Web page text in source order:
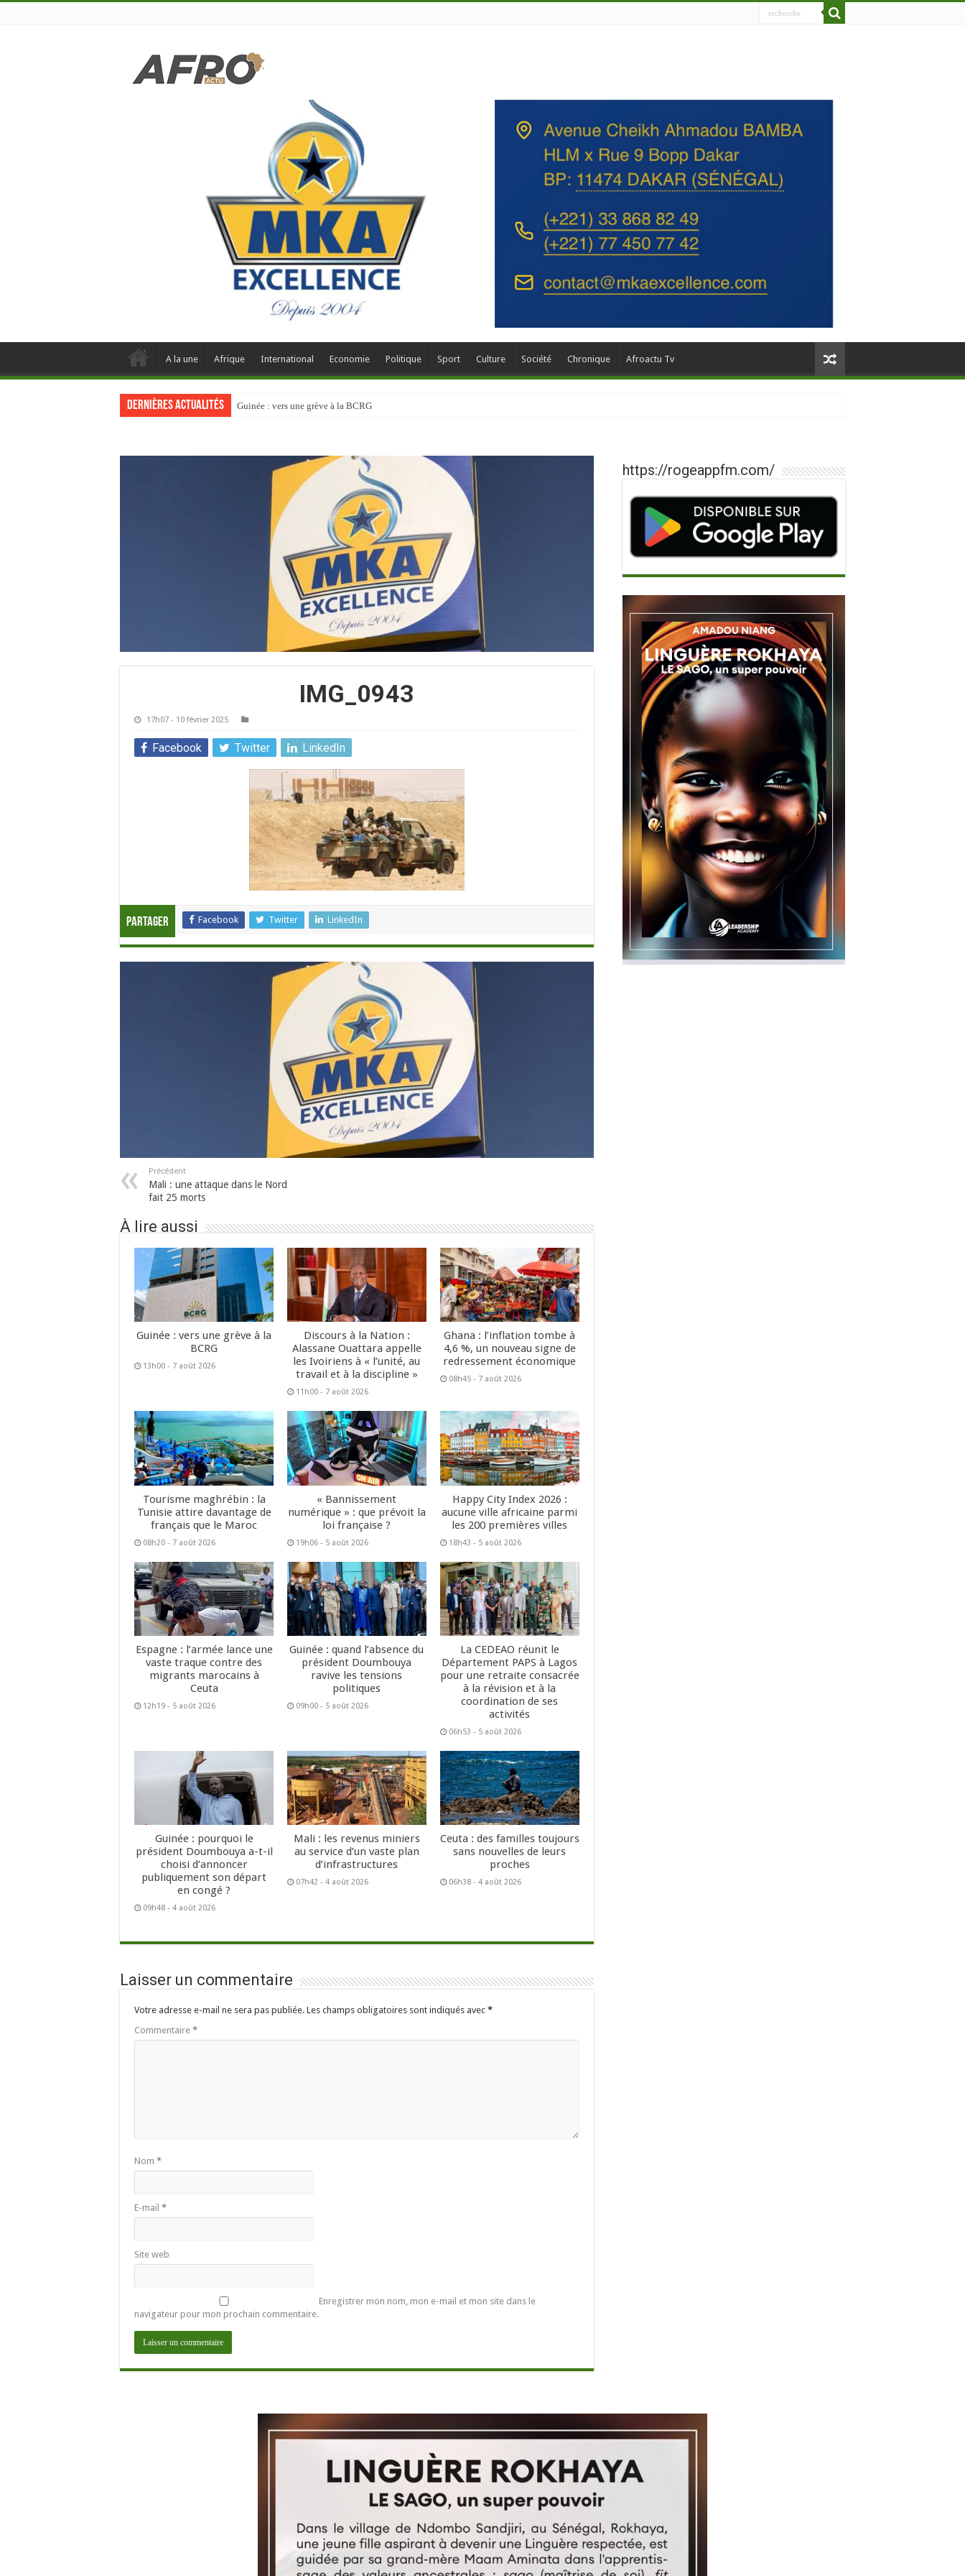
A la une Afrique International Economie Politique Sport Culture Société Chronique Afroactu Tv
Dernières actualités Guinée : vers une grève à la BCRG
IMG_0943
17h07 - 10 février 2025
Facebook Twitter LinkedIn
Partager Facebook Twitter LinkedIn
Précédent
Mali : une attaque dans le Nord
fait 25 morts
À lire aussi
Guinée : vers une grève à la
BCRG
13h00 - 7 août 2026
Discours à la Nation :
Alassane Ouattara appelle
les Ivoiriens à « l’unité, au
travail et à la discipline »
11h00 - 7 août 2026
Ghana : l’inflation tombe à
4,6 %, un nouveau signe de
redressement économique
08h45 - 7 août 2026
Tourisme maghrébin : la
Tunisie attire davantage de
français que le Maroc
08h20 - 7 août 2026
« Bannissement
numérique » : que prévoit la
loi française ?
19h06 - 5 août 2026
Happy City Index 2026 :
aucune ville africaine parmi
les 200 premières villes
18h43 - 5 août 2026
Espagne : l’armée lance une
vaste traque contre des
migrants marocains à
Ceuta
12h19 - 5 août 2026
Guinée : quand l’absence du
président Doumbouya
ravive les tensions
politiques
09h00 - 5 août 2026
La CEDEAO réunit le
Département PAPS à Lagos
pour une retraite consacrée
à la révision et à la
coordination de ses
activités
06h53 - 5 août 2026
Guinée : pourquoi le
président Doumbouya a-t-il
choisi d’annoncer
publiquement son départ
en congé ?
09h48 - 4 août 2026
Mali : les revenus miniers
au service d’un vaste plan
d’infrastructures
07h42 - 4 août 2026
Ceuta : des familles toujours
sans nouvelles de leurs
proches
06h38 - 4 août 2026
Laisser un commentaire
Votre adresse e-mail ne sera pas publiée. Les champs obligatoires sont indiqués avec *
Commentaire *
Nom *
E-mail *
Site web
Enregistrer mon nom, mon e-mail et mon site dans le
navigateur pour mon prochain commentaire.
https://rogeappfm.com/